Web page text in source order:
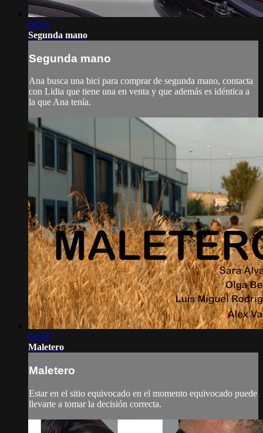
06:54
Segunda mano
Segunda mano
Ana busca una bici para comprar de segunda mano, contacta
con Lidia que tiene una en venta y que además es idéntica a
la que Ana tenía.
03:28
Maletero
Maletero
Estar en el sitio equivocado en el momento equivocado puede
llevarte a tomar la decisión correcta.